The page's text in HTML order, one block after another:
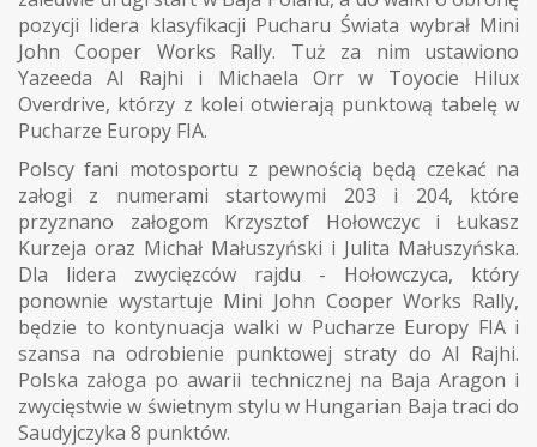
pozycji lidera klasyfikacji Pucharu Świata wybrał Mini
John Cooper Works Rally. Tuż za nim ustawiono
Yazeeda Al Rajhi i Michaela Orr w Toyocie Hilux
Overdrive, którzy z kolei otwierają punktową tabelę w
Pucharze Europy FIA.
Polscy fani motosportu z pewnością będą czekać na
załogi z numerami startowymi 203 i 204, które
przyznano załogom Krzysztof Hołowczyc i Łukasz
Kurzeja oraz Michał Małuszyński i Julita Małuszyńska.
Dla lidera zwycięzców rajdu - Hołowczyca, który
ponownie wystartuje Mini John Cooper Works Rally,
będzie to kontynuacja walki w Pucharze Europy FIA i
szansa na odrobienie punktowej straty do Al Rajhi.
Polska załoga po awarii technicznej na Baja Aragon i
zwycięstwie w świetnym stylu w Hungarian Baja traci do
Saudyjczyka 8 punktów.